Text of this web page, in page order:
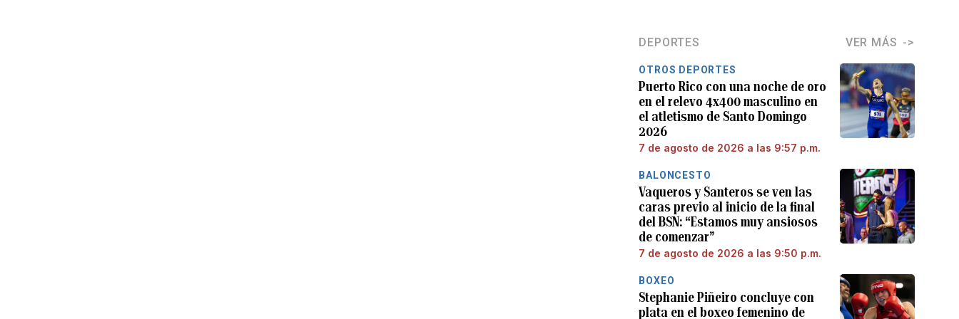
DEPORTES VER MÁS
OTROS DEPORTES
Puerto Rico con una noche de oro
en el relevo 4x400 masculino en
el atletismo de Santo Domingo
2026
7 de agosto de 2026 a las 9:57 p.m.
BALONCESTO
Vaqueros y Santeros se ven las
caras previo al inicio de la final
del BSN: “Estamos muy ansiosos
de comenzar”
7 de agosto de 2026 a las 9:50 p.m.
BOXEO
Stephanie Piñeiro concluye con
plata en el boxeo femenino de